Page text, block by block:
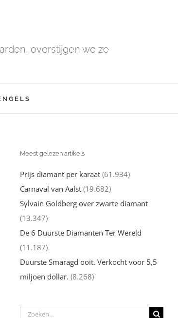
overstijgen we ze
Meest gelezen artikels
Prijs diamant per karaat (61.934)
Carnaval van Aalst (19.682)
Sylvain Goldberg over zwarte diamant
(13.347)
De 6 Duurste Diamanten Ter Wereld
(11.187)
Duurste Smaragd ooit. Verkocht voor 5,5
miljoen dollar. (8.268)
Zoeken